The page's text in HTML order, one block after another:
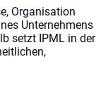
Organisation
Unternehmens
setzt IPML in der